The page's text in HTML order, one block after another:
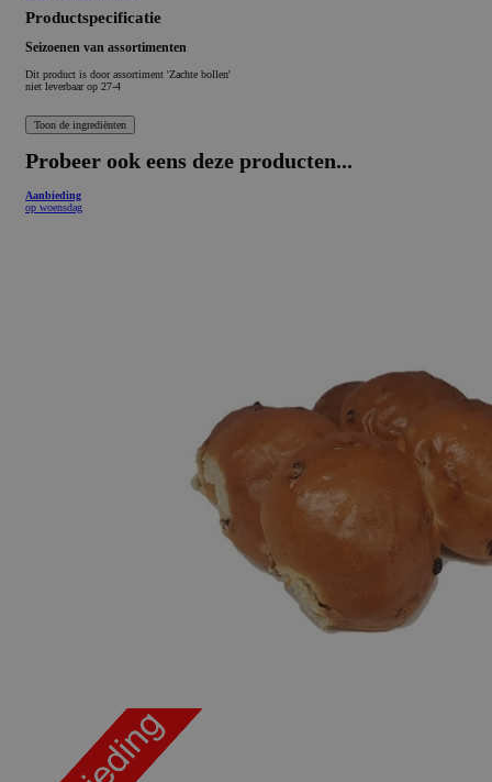
Productspecificatie
Seizoenen van assortimenten
Dit product is door assortiment 'Zachte bollen'
niet leverbaar op 27-4
Probeer ook eens deze producten...
Aanbieding
op woensdag